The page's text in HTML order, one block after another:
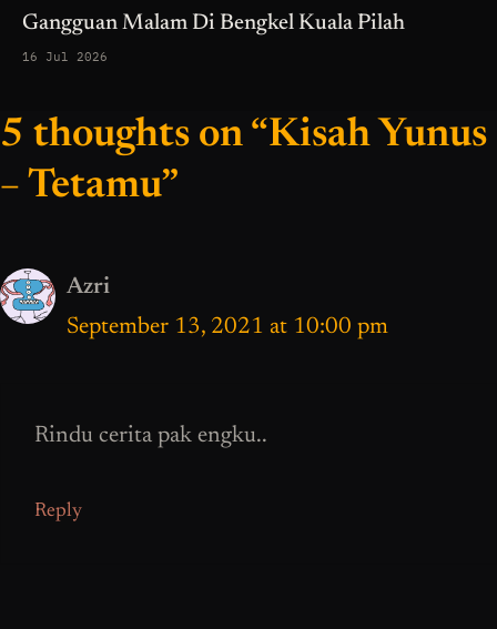
Gangguan Malam Di Bengkel Kuala Pilah
16 Jul 2026
5 thoughts on “Kisah Yunus
– Tetamu”
Azri
September 13, 2021 at 10:00 pm
Rindu cerita pak engku..
Reply